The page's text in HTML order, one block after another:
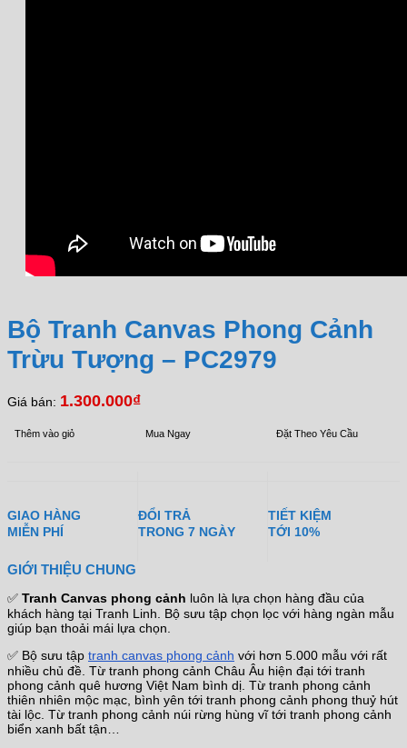
Bộ Tranh Canvas Phong Cảnh
Trừu Tượng – PC2979
Giá bán: 1.300.000₫
Thêm vào giỏ Mua Ngay Đặt Theo Yêu Cầu
GIAO HÀNG
MIỄN PHÍ
ĐỔI TRẢ
TRONG 7 NGÀY
TIẾT KIỆM
TỚI 10%
GIỚI THIỆU CHUNG
✅ Tranh Canvas phong cảnh luôn là lựa chọn hàng đầu của
khách hàng tại Tranh Linh. Bộ sưu tập chọn lọc với hàng ngàn mẫu
giúp bạn thoải mái lựa chọn.
✅ Bộ sưu tập tranh canvas phong cảnh với hơn 5.000 mẫu với rất
nhiều chủ đề. Từ tranh phong cảnh Châu Âu hiện đại tới tranh
phong cảnh quê hương Việt Nam bình dị. Từ tranh phong cảnh
thiên nhiên mộc mạc, bình yên tới tranh phong cảnh phong thuỷ hút
tài lộc. Từ tranh phong cảnh núi rừng hùng vĩ tới tranh phong cảnh
biển xanh bất tận…